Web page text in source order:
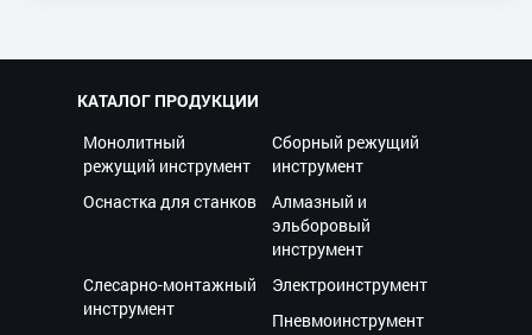
КАТАЛОГ ПРОДУКЦИИ
Монолитный
режущий инструмент
Сборный режущий
инструмент
Оснастка для станков
Алмазный и
эльборовый
инструмент
Слесарно-монтажный
инструмент
Электроинструмент
Пневмоинструмент